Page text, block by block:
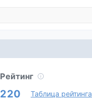
Рейтинг
220 Таблица рейтинга